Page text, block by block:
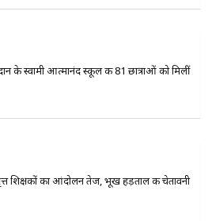
के स्वामी आत्मानंद स्कूल की 81 छात्राओं को मिलीं
शिक्षकों का आंदोलन तेज, भूख हड़ताल की चेतावनी